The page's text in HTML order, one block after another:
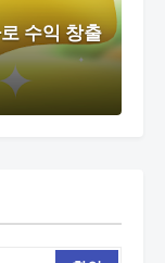
수익 창출